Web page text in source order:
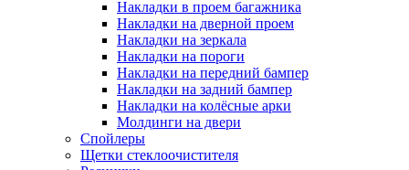
Накладки в проем багажника
Накладки на дверной проем
Накладки на зеркала
Накладки на пороги
Накладки на передний бампер
Накладки на задний бампер
Накладки на колёсные арки
Молдинги на двери
Спойлеры
Щетки стеклоочистителя